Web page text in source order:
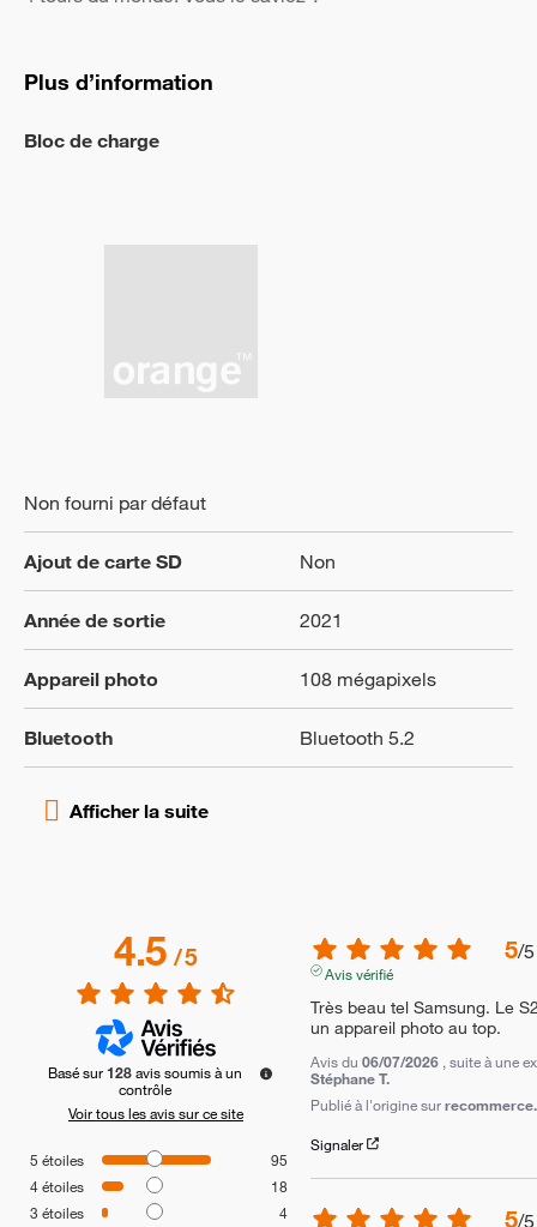
Plus d’information
Bloc de charge
Non fourni par défaut
Ajout de carte SD Non
Année de sortie 2021
Appareil photo 108 mégapixels
Bluetooth Bluetooth 5.2
4.5/5
Basé sur 128avis soumis à un
contrôle
Voir tous les avis sur ce site
5 étoiles
95
4étoiles
18
3 étoiles
4
5/5
Avis vérifié
Très beau tel Samsung. Le
un appareil photo au top.
Avis du 06/07/2026 , suite à une
Stéphane T.
Publié à l'origine sur
Signaler
5/5